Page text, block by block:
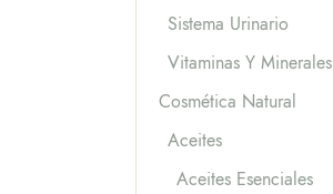
Sistema Urinario
Vitaminas Y Minerales
Cosmética Natural
Aceites
Aceites Esenciales